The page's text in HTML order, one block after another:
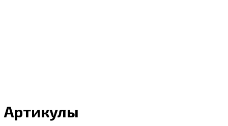
Артикулы